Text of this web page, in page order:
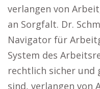
verlangen von
an Sorgfalt. Dr.
Navigator für
System des
rechtlich sicher
sind, verlangen von